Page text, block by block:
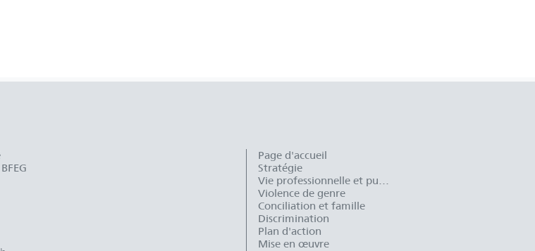
Page d'accueil
Stratégie
Vie professionnelle et publique
Violence de genre
Conciliation et famille
Discrimination
Plan d'action
Mise en œuvre